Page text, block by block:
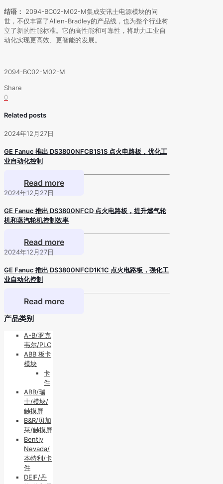
结语：
2094-BC02-M02-M集成安讯士电源模块的问
世，不仅丰富了Allen-Bradley的产品线，也为整个行业树
立了新的性能标准。它的高性能和可靠性，将助力工业自
动化实现更高效、更智能的发展。
2094-BC02-M02-M
Share
0
Related posts
2024年12月27日
GE Fanuc 推出 DS3800NFCB1S1S 点火电路板，优化工
业自动化控制
Read more
2024年12月27日
GE Fanuc 推出 DS3800NFCD 点火电路板，提升燃气轮
机和蒸汽轮机控制效率
Read more
2024年12月27日
GE Fanuc 推出 DS3800NFCD1K1C 点火电路板，强化工
业自动化控制
Read more
产品类别
A-B/罗克
韦尔/PLC
ABB 板卡
模块
卡
件
ABB/瑞
士/模块/
触摸屏
B&R/贝加
莱/触摸屏
Bently
Nevada/
本特利/卡
件
DEIF/丹